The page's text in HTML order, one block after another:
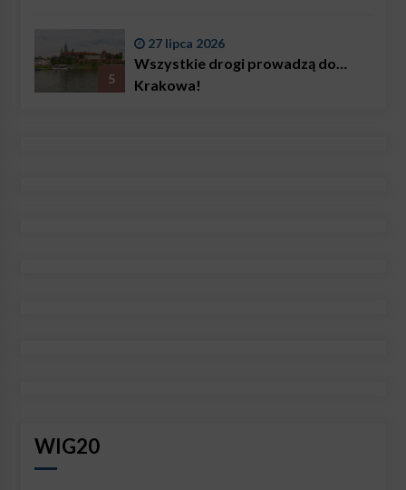
5
27 lipca 2026
Wszystkie drogi prowadzą do…
Krakowa!
WIG20